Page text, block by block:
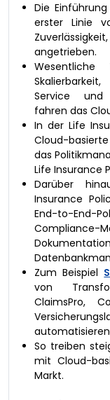
Die
erster Linie
angetrieben.
Wesentliche
Service und
fahren das
In der Life
Cloud-
das
Life Insurance
Darüber
Insurance
End-to-End-
Compliance-
Zum Beispiel
von
ClaimsPro,
So treiben
mit Cloud-
Markt.